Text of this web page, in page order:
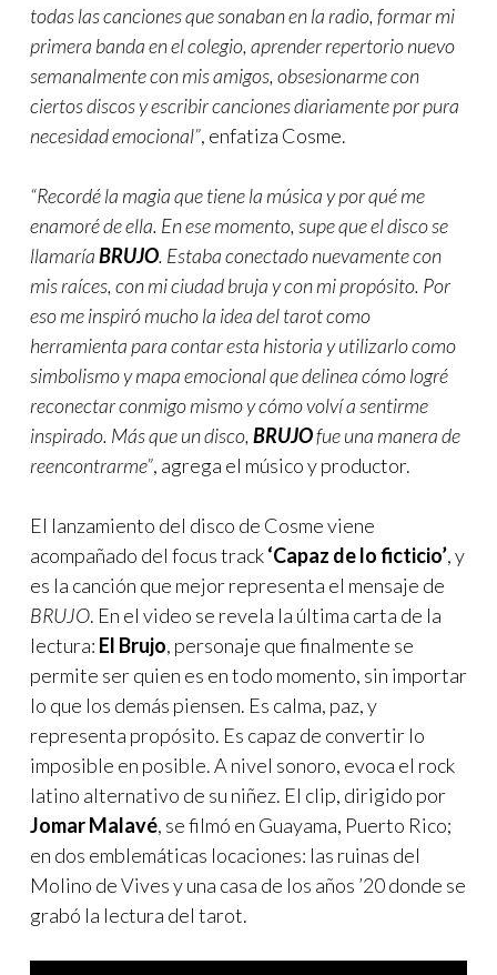
todas las canciones que sonaban en la radio, formar mi
primera banda en el colegio, aprender repertorio nuevo
semanalmente con mis amigos, obsesionarme con
ciertos discos y escribir canciones diariamente por pura
necesidad emocional”, enfatiza Cosme.
“Recordé la magia que tiene la música y por qué me
enamoré de ella. En ese momento, supe que el disco se
llamaríaBRUJO. Estaba conectado nuevamente con
mis raíces, con mi ciudad bruja y con mi propósito. Por
eso me inspiró mucho la idea del tarot como
herramienta para contar esta historia y utilizarlo como
simbolismo y mapa emocional que delinea cómo logré
reconectar conmigo mismo y cómo volví a sentirme
inspirado. Más que un disco, BRUJOfue una manera de
reencontrarme”, agrega el músico y productor.
El lanzamiento del disco de Cosme viene
acompañado del focus track‘Capaz de lo ficticio’, y
es la canción que mejor representa el mensaje de
BRUJO. En el video se revela la última carta de la
lectura: El Brujo, personaje que finalmente se
permite ser quien es en todo momento, sin importar
lo que los demás piensen. Es calma, paz, y
representa propósito. Es capaz de convertir lo
imposible en posible. A nivel sonoro, evoca el rock
latino alternativo de su niñez. El clip, dirigido por
Jomar Malavé, se filmó en Guayama, Puerto Rico;
en dos emblemáticas locaciones: las ruinas del
Molino de Vives y una casa de los años ’20 donde se
grabó la lectura del tarot.